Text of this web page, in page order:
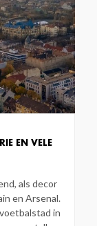
EN VELE
als decor
en Arsenal.
in